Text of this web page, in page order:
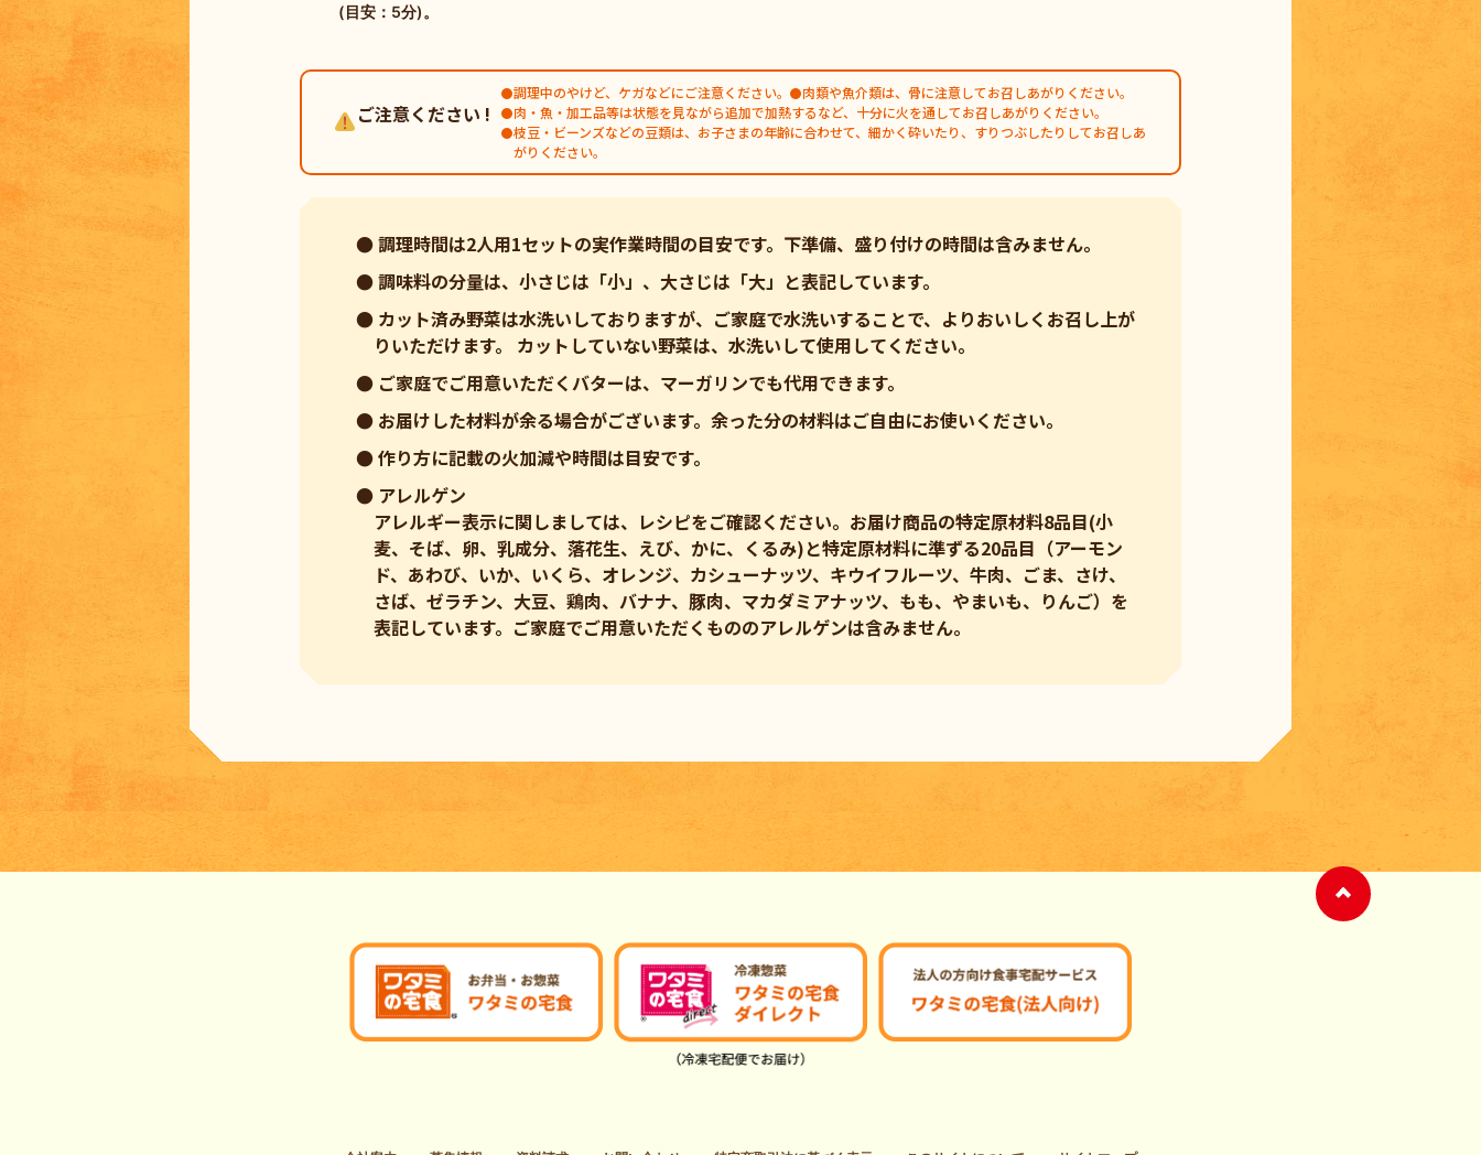
(目安：5分)。
ご注意ください !
調理中のやけど、ケガなどにご注意ください。
肉類や魚介類は、骨に注意してお召しあがりください。
肉・魚・加工品等は状態を見ながら追加で加熱するなど、十分に火を通してお召しあがりください。
枝豆・ビーンズなどの豆類は、お子さまの年齢に合わせて、細かく砕いたり、すりつぶしたりしてお召しあ
がりください。
● 調理時間は2人用1セットの実作業時間の目安です。下準備、盛り付けの時間は含みません。
● 調味料の分量は、小さじは「小」、大さじは「大」と表記しています。
● カット済み野菜は水洗いしておりますが、ご家庭で水洗いすることで、よりおいしくお召し上が
りいただけます。 カットしていない野菜は、水洗いして使用してください。
● ご家庭でご用意いただくバターは、マーガリンでも代用できます。
● お届けした材料が余る場合がございます。余った分の材料はご自由にお使いください。
● 作り方に記載の火加減や時間は目安です。
● アレルゲン
アレルギー表示に関しましては、レシピをご確認ください。お届け商品の特定原材料8品目(小
麦、そば、卵、乳成分、落花生、えび、かに、くるみ)と特定原材料に準ずる20品目（アーモン
ド、あわび、いか、いくら、オレンジ、カシューナッツ、キウイフルーツ、牛肉、ごま、さけ、
さば、ゼラチン、大豆、鶏肉、バナナ、豚肉、マカダミアナッツ、もも、やまいも、りんご）を
表記しています。ご家庭でご用意いただくもののアレルゲンは含みません。